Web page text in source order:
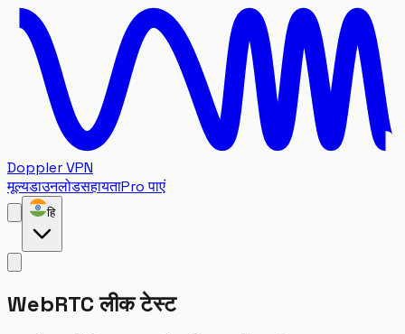
Doppler VPN
मूल्यडाउनलोडसहायताPro पाएं
हि
WebRTC लीक टेस्ट